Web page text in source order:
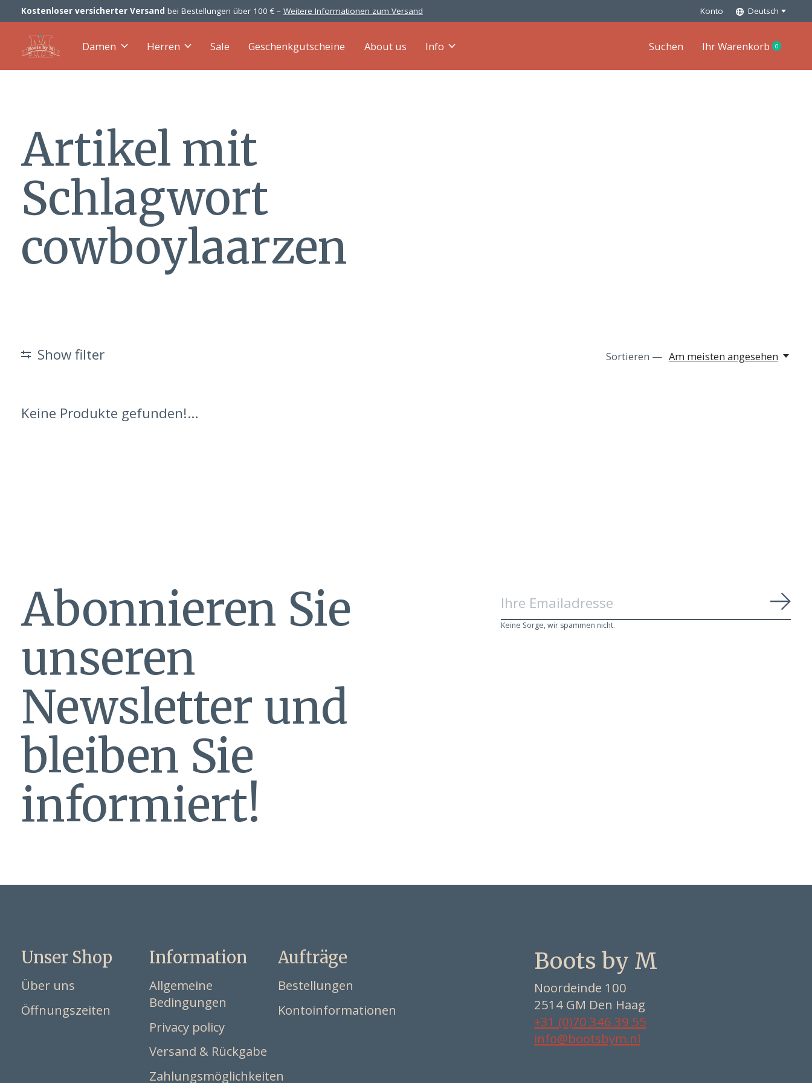
Kostenloser versicherter Versand bei Bestellungen über 100 € – Weitere Informationen zum Versand Konto Deutsch
Damen Herren Sale Geschenkgutscheine About us Info Suchen Ihr Warenkorb 0items
Artikel mit
Schlagwort
cowboylaarzen
Show filter Sortieren — Am meisten angesehen
Keine Produkte gefunden!...
Abonnieren Sie
unseren
Newsletter und
bleiben Sie
informiert!
Keine Sorge, wir spammen nicht.
Unser Shop
Über uns
Öffnungszeiten
Information
Allgemeine
Bedingungen
Privacy policy
Versand & Rückgabe
Zahlungsmöglichkeiten
Aufträge
Bestellungen
Kontoinformationen
Boots by M
Noordeinde 100
2514 GM Den Haag
+31 (0)70 346 39 55
info@bootsbym.nl